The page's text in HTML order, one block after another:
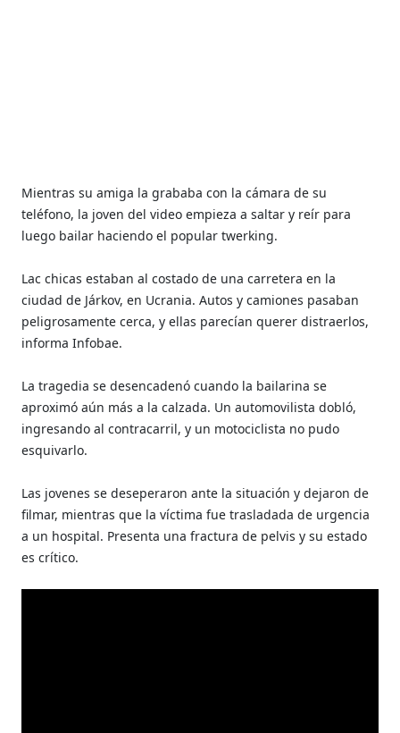
Mientras su amiga la grababa con la cámara de su
teléfono, la joven del video empieza a saltar y reír para
luego bailar haciendo el popular twerking.
Lac chicas estaban al costado de una carretera en la
ciudad de Járkov, en Ucrania. Autos y camiones pasaban
peligrosamente cerca, y ellas parecían querer distraerlos,
informa Infobae.
La tragedia se desencadenó cuando la bailarina se
aproximó aún más a la calzada. Un automovilista dobló,
ingresando al contracarril, y un motociclista no pudo
esquivarlo.
Las jovenes se deseperaron ante la situación y dejaron de
filmar, mientras que la víctima fue trasladada de urgencia
a un hospital. Presenta una fractura de pelvis y su estado
es crítico.